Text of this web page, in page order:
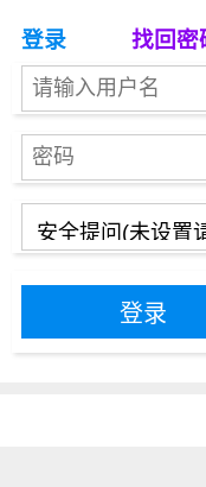
登录 找回密
登录